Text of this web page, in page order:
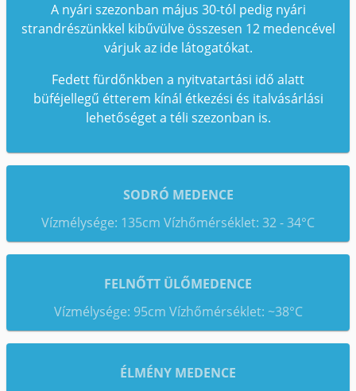
A nyári szezonban május 30-tól pedig nyári
strandrészünkkel kibűvülve összesen 12 medencével
várjuk az ide látogatókat.
Fedett fürdőnkben a nyitvatartási idő alatt
büféjellegű étterem kínál étkezési és italvásárlási
lehetőséget a téli szezonban is.
SODRÓ MEDENCE
Vízmélysége: 135cm Vízhőmérséklet: 32 - 34°C
FELNŐTT ÜLŐMEDENCE
Vízmélysége: 95cm Vízhőmérséklet: ~38°C
ÉLMÉNY MEDENCE